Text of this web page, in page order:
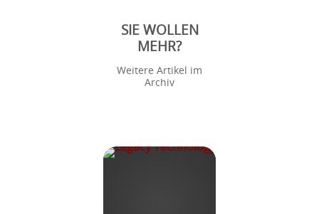
SIE WOLLEN
MEHR?
Weitere Artikel im
Archiv